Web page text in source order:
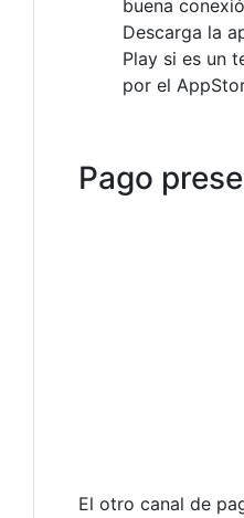
buena
Descarga la
Play si es un
por el
Pago
El otro canal de